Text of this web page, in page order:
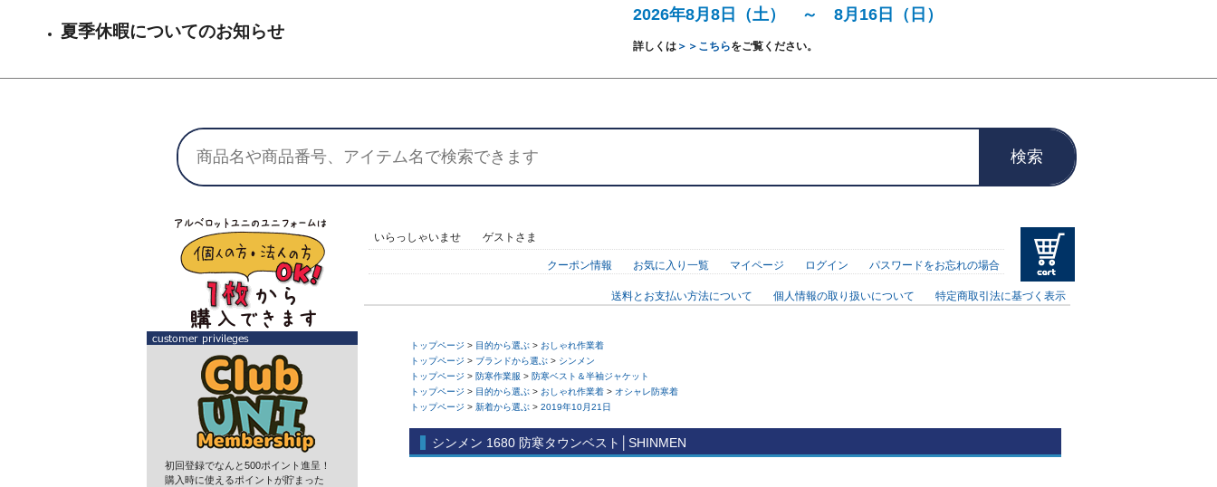
夏季休暇についてのお知らせ
2026年8月8日（土） ～ 8月16日（日）
詳しくは＞＞こちらをご覧ください。
検索
初回登録でなんと500ポイント進呈！
購入時に使えるポイントが貯まった
いらっしゃいませ ゲストさま
クーポン情報 お気に入り一覧 マイページ ログイン パスワードをお忘れの場合
送料とお支払い方法について 個人情報の取り扱いについて 特定商取引法に基づく表示
トップページ > 目的から選ぶ > おしゃれ作業着
トップページ > ブランドから選ぶ > シンメン
トップページ > 防寒作業服 > 防寒ベスト＆半袖ジャケット
トップページ > 目的から選ぶ > おしゃれ作業着 > オシャレ防寒着
トップページ > 新着から選ぶ > 2019年10月21日
シンメン 1680 防寒タウンベスト│SHINMEN